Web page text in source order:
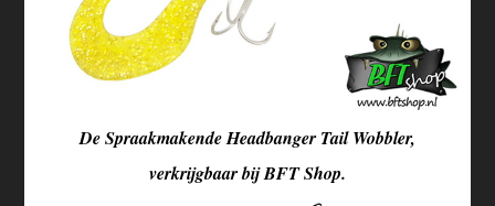
De Spraakmakende Headbanger Tail Wobbler,
verkrijgbaar bij BFT Shop.